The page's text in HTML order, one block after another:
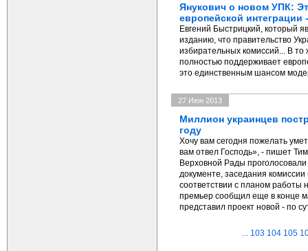
Янукович о новом УПК:
европейской интеграции
Евгений Быстрицкий, который
изданию, что правительство
избирательных комиссий... В
полностью поддерживает
это единственным шансом
27 Июн 2013
Миллион украинцев
году
Хочу вам сегодня пожелать
вам отвел Господь», - пишет
Верховной Рады
документе, заседания
соответствии с планом работы
премьер сообщил еще в конце
представил проект новой - по
... 103 104 105